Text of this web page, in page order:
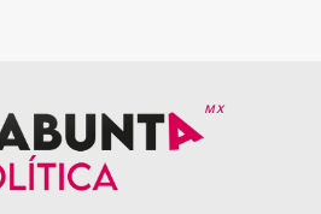
MX